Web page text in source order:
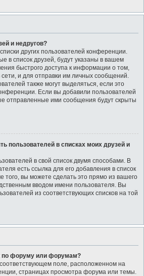
и недругов?
других пользователей конференции.
в список друзей, будут указаны в вашем
быстрого доступа к информации о том,
сети, и для отправки им личных сообщений.
также могут выделяться, если это
Если вы добавили пользователей
отправленные ими сообщения будут скрыты
пользователей в списках моих друзей и
в свой список двумя способами. В
есть ссылка для его добавления в список
того, вы можете сделать это прямо из вашего
вводом имени пользователя. Вы
из соответствующих списков на той
по форуму или форумам?
поле, расположенном на
страницах просмотра форума или темы.